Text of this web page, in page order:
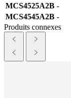
MCS4525A2B -
MCS4545A2B -
Produits connexes